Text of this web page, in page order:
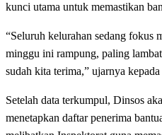
kunci utama untuk memastikan
“Seluruh kelurahan sedang fokus
minggu ini rampung, paling
sudah kita terima,” ujarnya
Setelah data terkumpul, Dinsos
menetapkan daftar penerima